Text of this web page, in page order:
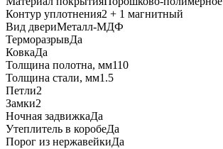
Контур уплотнения2 + 1 магнитный
Вид двериМеталл-МДФ
ТерморазрывДа
КовкаДа
Толщина полотна, мм110
Толщина стали, мм1.5
Петли2
Замки2
Ночная задвижкаДа
Утеплитель в коробеДа
Порог из нержавейкиДа